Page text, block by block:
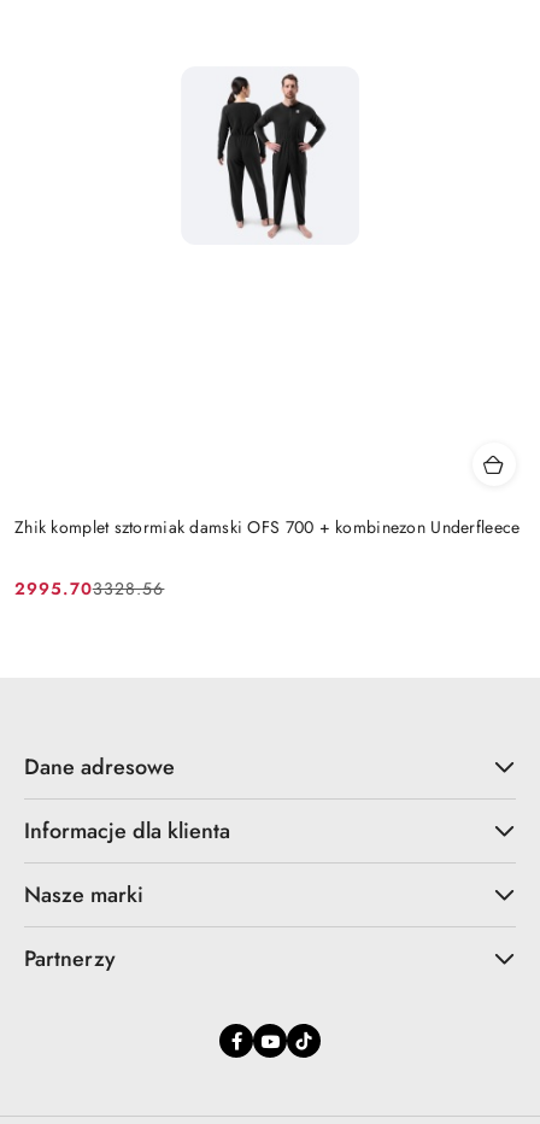
Zhik komplet sztormiak damski OFS 700 + kombinezon Underfleece
Cena
2995.70
Cena
3328.56
Dane adresowe
Informacje dla klienta
Nasze marki
Partnerzy